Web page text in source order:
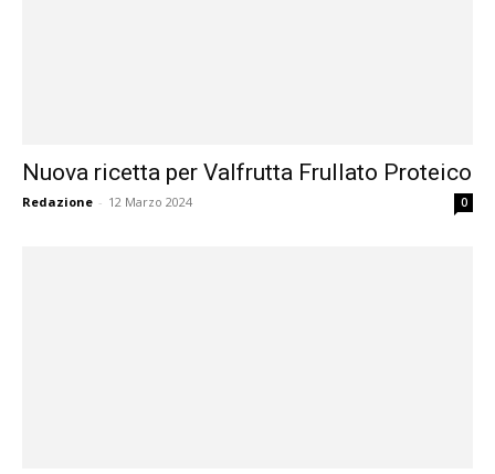
Nuova ricetta per Valfrutta Frullato Proteico
Redazione - 12 Marzo 2024 0